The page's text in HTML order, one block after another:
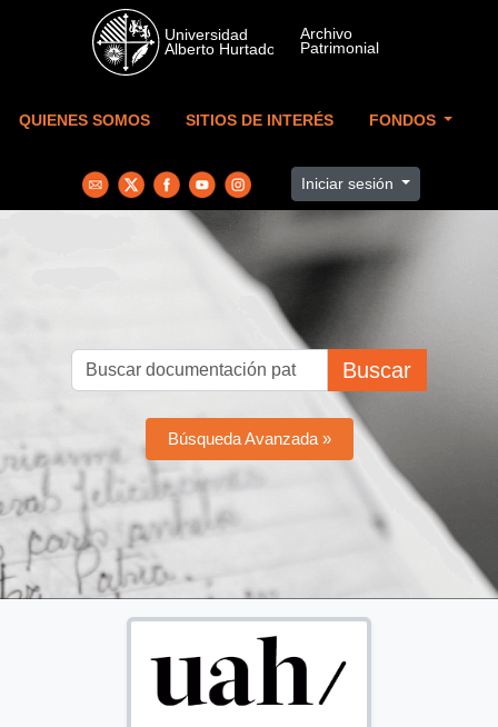
Skip to main content
QUIENES SOMOS SITIOS DE INTERÉS FONDOS
Iniciar sesión
Buscar
Búsqueda Avanzada »